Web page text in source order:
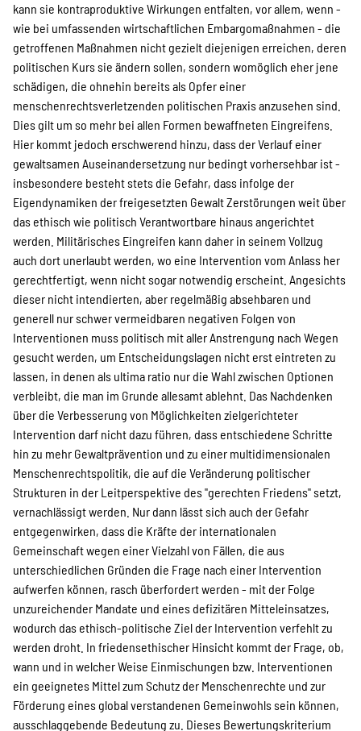
kann sie kontraproduktive Wirkungen entfalten, vor allem, wenn -
wie bei umfassenden wirtschaftlichen Embargomaßnahmen - die
getroffenen Maßnahmen nicht gezielt diejenigen erreichen, deren
politischen Kurs sie ändern sollen, sondern womöglich eher jene
schädigen, die ohnehin bereits als Opfer einer
menschenrechtsverletzenden politischen Praxis anzusehen sind.
Dies gilt um so mehr bei allen Formen bewaffneten Eingreifens.
Hier kommt jedoch erschwerend hinzu, dass der Verlauf einer
gewaltsamen Auseinandersetzung nur bedingt vorhersehbar ist -
insbesondere besteht stets die Gefahr, dass infolge der
Eigendynamiken der freigesetzten Gewalt Zerstörungen weit über
das ethisch wie politisch Verantwortbare hinaus angerichtet
werden. Militärisches Eingreifen kann daher in seinem Vollzug
auch dort unerlaubt werden, wo eine Intervention vom Anlass her
gerechtfertigt, wenn nicht sogar notwendig erscheint. Angesichts
dieser nicht intendierten, aber regelmäßig absehbaren und
generell nur schwer vermeidbaren negativen Folgen von
Interventionen muss politisch mit aller Anstrengung nach Wegen
gesucht werden, um Entscheidungslagen nicht erst eintreten zu
lassen, in denen als ultima ratio nur die Wahl zwischen Optionen
verbleibt, die man im Grunde allesamt ablehnt. Das Nachdenken
über die Verbesserung von Möglichkeiten zielgerichteter
Intervention darf nicht dazu führen, dass entschiedene Schritte
hin zu mehr Gewaltprävention und zu einer multidimensionalen
Menschenrechtspolitik, die auf die Veränderung politischer
Strukturen in der Leitperspektive des "gerechten Friedens" setzt,
vernachlässigt werden. Nur dann lässt sich auch der Gefahr
entgegenwirken, dass die Kräfte der internationalen
Gemeinschaft wegen einer Vielzahl von Fällen, die aus
unterschiedlichen Gründen die Frage nach einer Intervention
aufwerfen können, rasch überfordert werden - mit der Folge
unzureichender Mandate und eines defizitären Mitteleinsatzes,
wodurch das ethisch-politische Ziel der Intervention verfehlt zu
werden droht. In friedensethischer Hinsicht kommt der Frage, ob,
wann und in welcher Weise Einmischungen bzw. Interventionen
ein geeignetes Mittel zum Schutz der Menschenrechte und zur
Förderung eines global verstandenen Gemeinwohls sein können,
ausschlaggebende Bedeutung zu. Dieses Bewertungskriterium